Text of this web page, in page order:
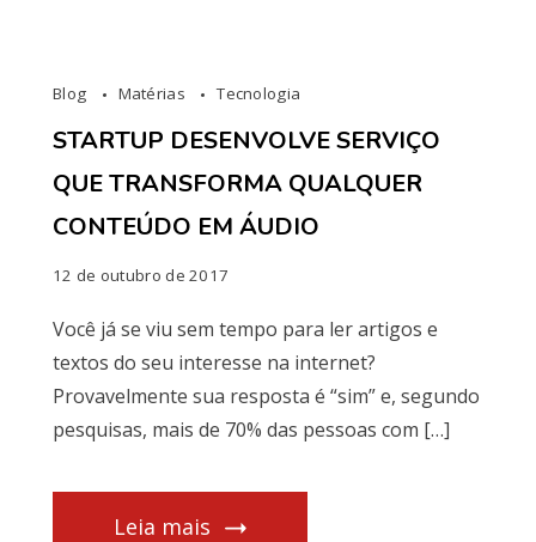
Blog Matérias Tecnologia
STARTUP DESENVOLVE SERVIÇO
QUE TRANSFORMA QUALQUER
CONTEÚDO EM ÁUDIO
12 de outubro de 2017
Você já se viu sem tempo para ler artigos e
textos do seu interesse na internet?
Provavelmente sua resposta é “sim” e, segundo
pesquisas, mais de 70% das pessoas com […]
Leia mais